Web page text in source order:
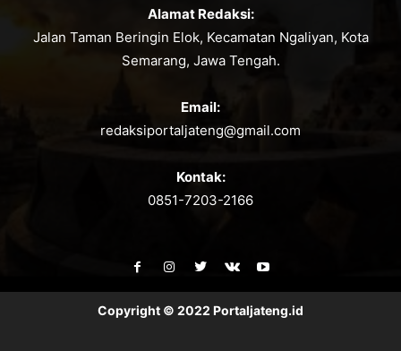
Alamat Redaksi:
Jalan Taman Beringin Elok, Kecamatan Ngaliyan, Kota
Semarang, Jawa Tengah.
Email:
redaksiportaljateng@gmail.com
Kontak:
0851-7203-2166
Copyright © 2022 Portaljateng.id